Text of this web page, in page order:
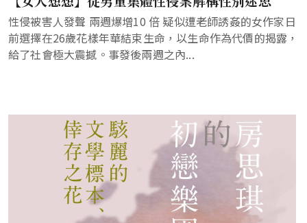
性侵被害人發聲 兩週爆增10 倍 疑似遭老師誘姦的女作家日
前選擇在26歲花樣年華結束生命，以生命作為代價的揭露，
給了社會極大震撼。事發後兩週之內...